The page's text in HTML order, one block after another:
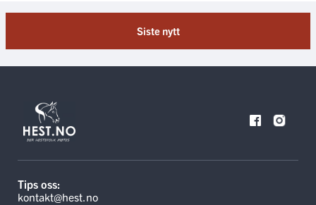
Siste nytt
Tips oss:
kontakt@hest.no